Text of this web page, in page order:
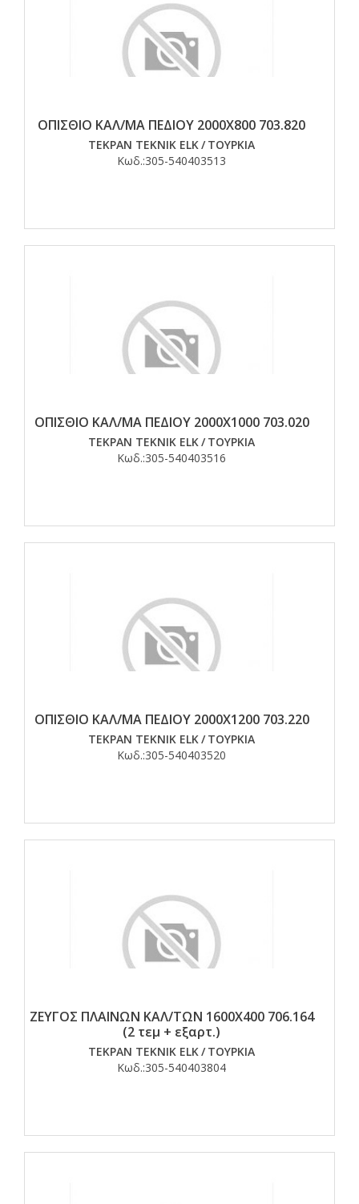
ΟΠΙΣΘΙΟ ΚΑΛ/ΜΑ ΠΕΔΙΟΥ 2000Χ800 703.820
TEKPAN TEKNIK ELK/ ΤΟΥΡΚΙΑ
Κωδ.:305-540403513
ΟΠΙΣΘΙΟ ΚΑΛ/ΜΑ ΠΕΔΙΟΥ 2000Χ1000 703.020
TEKPAN TEKNIK ELK/ ΤΟΥΡΚΙΑ
Κωδ.:305-540403516
ΟΠΙΣΘΙΟ ΚΑΛ/ΜΑ ΠΕΔΙΟΥ 2000Χ1200 703.220
TEKPAN TEKNIK ELK/ ΤΟΥΡΚΙΑ
Κωδ.:305-540403520
ΖΕΥΓΟΣ ΠΛΑΙΝΩΝ ΚΑΛ/ΤΩΝ 1600Χ400 706.164
(2 τεμ + εξαρτ.)
TEKPAN TEKNIK ELK/ ΤΟΥΡΚΙΑ
Κωδ.:305-540403804